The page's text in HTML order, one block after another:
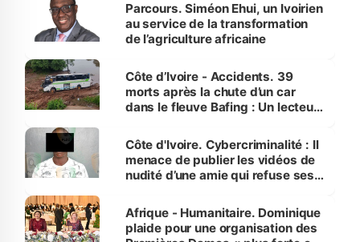
Parcours. Siméon Ehui, un Ivoirien
au service de la transformation
de l’agriculture africaine
Côte d’Ivoire - Accidents. 39
morts après la chute d’un car
dans le fleuve Bafing : Un lecteur
des Transports
Côte d'Ivoire. Cybercriminalité : Il
menace de publier les vidéos de
nudité d’une amie qui refuse ses
Afrique - Humanitaire. Dominique
plaide pour une organisation des